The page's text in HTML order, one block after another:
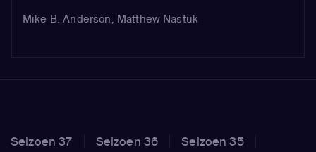
Mike B. Anderson, Matthew Nastuk
Seizoen 37 Seizoen 36
Seizoen 35